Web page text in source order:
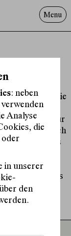
Menu
Suche
geboren.
Biochemie
entschloss
Hochschule für
Gleich nach
er Mitglied des
Meyer
seiner
ist Markus
: neben
Analyse
die
in unserer
den